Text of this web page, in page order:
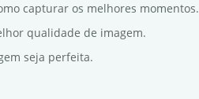
capturar os melhores momentos.
qualidade de imagem.
seja perfeita.